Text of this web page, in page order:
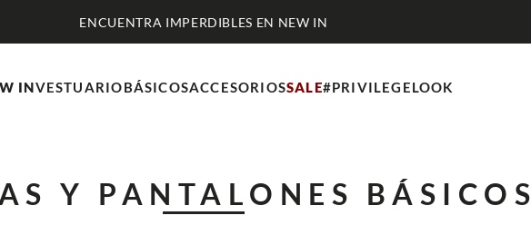
ENCUENTRA IMPERDIBLES EN NEW IN
INVESTUARIOBÁSICOSACCESORIOSSALE#PRIVILEGELOOK
Y PANTALONES BÁSICOS